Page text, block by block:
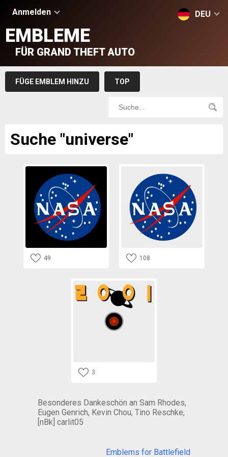
Anmelden DEU
EMBLEME
FÜR GRAND THEFT AUTO
FÜGE EMBLEM HINZU TOP
Suche "universe"
49 108
3
Besonderes Dankeschön an Sam Rhodes,
Eugen Genrich, Kevin Chou, Tino Reschke,
[nBk] carlit05
Emblems for Battlefield